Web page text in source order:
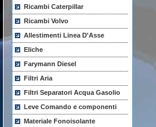
Ricambi Caterpillar
Ricambi Volvo
Allestimenti Linea D'Asse
Eliche
Farymann Diesel
Filtri Aria
Filtri Separatori Acqua Gasolio
Leve Comando e componenti
Materiale Fonoisolante